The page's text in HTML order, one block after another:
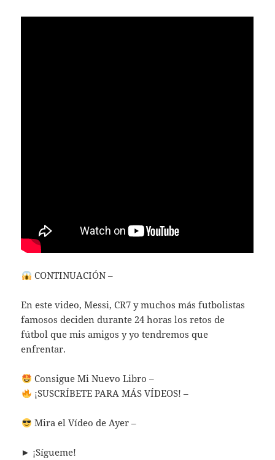
CONTINUACIÓN –
En este video, Messi, CR7 y muchos más futbolistas
famosos deciden durante 24 horas los retos de
fútbol que mis amigos y yo tendremos que
enfrentar.
Consigue Mi Nuevo Libro –
¡SUSCRÍBETE PARA MÁS VÍDEOS! –
Mira el Vídeo de Ayer –
► ¡Sígueme!